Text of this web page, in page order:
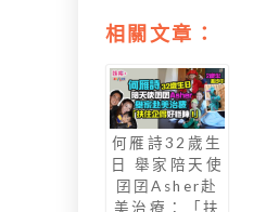
相關文章：
何雁詩32歲生
日 舉家陪天使
囝囝Asher赴
美治療：「扶